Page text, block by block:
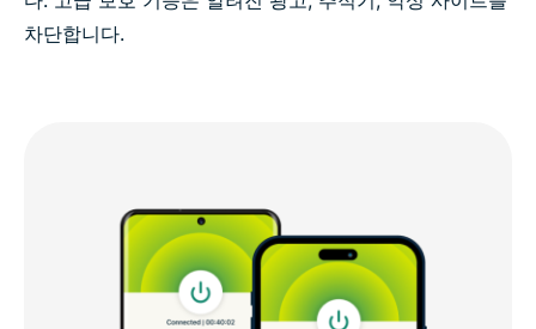
차단합니다.